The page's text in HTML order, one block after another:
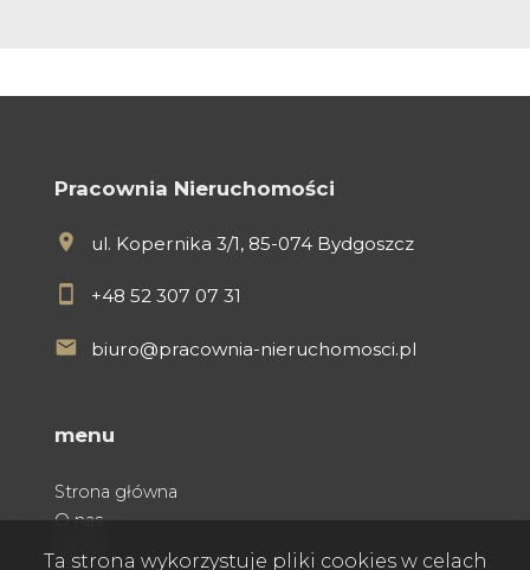
Pracownia Nieruchomości
ul. Kopernika 3/1, 85-074 Bydgoszcz
+48 52 307 07 31
biuro@pracownia-nieruchomosci.pl
menu
Strona główna
O nas
Ta strona wykorzystuje pliki cookies w celach